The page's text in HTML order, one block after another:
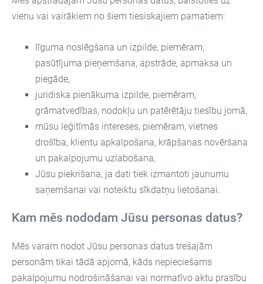
vienu vai vairākiem no šiem tiesiskajiem pamatiem:
līguma noslēgšana un izpilde, piemēram,
pasūtījuma pieņemšana, apstrāde, apmaksa un
piegāde,
juridiska pienākuma izpilde, piemēram,
grāmatvedības, nodokļu un patērētāju tiesību jomā,
mūsu leģitīmās intereses, piemēram, vietnes
drošība, klientu apkalpošana, krāpšanas novēršana
un pakalpojumu uzlabošana,
Jūsu piekrišana, ja dati tiek izmantoti jaunumu
saņemšanai vai noteiktu sīkdatņu lietošanai.
Kam mēs nododam Jūsu personas datus?
Mēs varam nodot Jūsu personas datus trešajām
personām tikai tādā apjomā, kāds nepieciešams
pakalpojumu nodrošināšanai vai normatīvo aktu prasību